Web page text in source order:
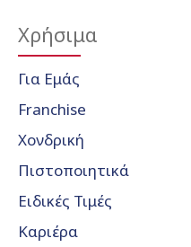
Χρήσιμα
Για Εμάς
Franchise
Χονδρική
Πιστοποιητικά
Ειδικές Τιμές
Καριέρα